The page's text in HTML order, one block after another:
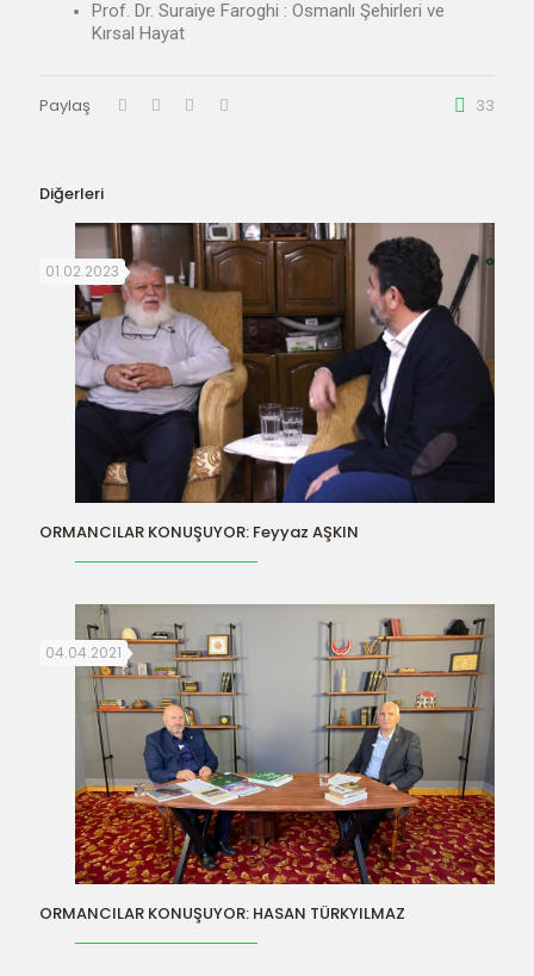
Prof. Dr. Suraiye Faroghi : Osmanlı Şehirleri ve
Kırsal Hayat
Paylaş 33
Diğerleri
01.02.2023
ORMANCILAR KONUŞUYOR: Feyyaz AŞKIN
04.04.2021
ORMANCILAR KONUŞUYOR: HASAN TÜRKYILMAZ